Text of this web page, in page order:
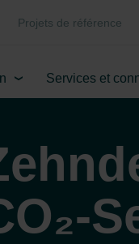
Projets de référence
Services et